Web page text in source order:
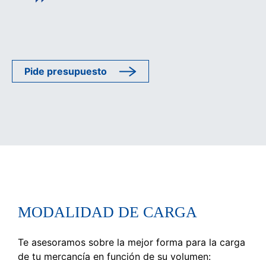
Pide presupuesto
MODALIDAD DE CARGA
Te asesoramos sobre la mejor forma para la carga
de tu mercancía en función de su volumen: